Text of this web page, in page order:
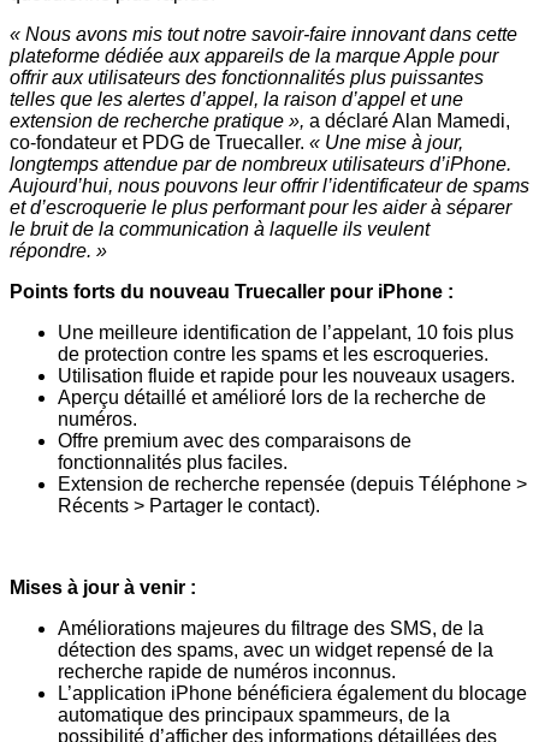
« Nous avons mis tout notre savoir-faire innovant dans cette
plateforme dédiée aux appareils de la marque Apple pour
offrir aux utilisateurs des fonctionnalités plus puissantes
telles que les alertes d’appel, la raison d’appel et une
extension de recherche pratique », a déclaré Alan Mamedi,
co-fondateur et PDG de Truecaller. « Une mise à jour,
longtemps attendue par de nombreux utilisateurs d’iPhone.
Aujourd’hui, nous pouvons leur offrir l’identificateur de spams
et d’escroquerie le plus performant pour les aider à séparer
le bruit de la communication à laquelle ils veulent
répondre. »
Points forts du nouveau Truecaller pour iPhone :
Une meilleure identification de l’appelant, 10 fois plus
de protection contre les spams et les escroqueries.
Utilisation fluide et rapide pour les nouveaux usagers.
Aperçu détaillé et amélioré lors de la recherche de
numéros.
Offre premium avec des comparaisons de
fonctionnalités plus faciles.
Extension de recherche repensée (depuis Téléphone >
Récents > Partager le contact).
Mises à jour à venir :
Améliorations majeures du filtrage des SMS, de la
détection des spams, avec un widget repensé de la
recherche rapide de numéros inconnus.
L’application iPhone bénéficiera également du blocage
automatique des principaux spammeurs, de la
possibilité d’afficher des informations détaillées des